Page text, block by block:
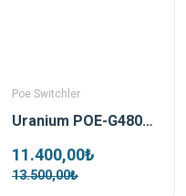
Poe Switchler
Uranium POE-G4802-800W 48 Port 2xSfp Uplink Gigabit Poe Switch
11.400,00₺
13.500,00₺